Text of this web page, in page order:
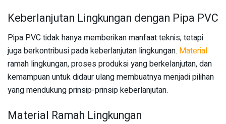
Keberlanjutan Lingkungan dengan Pipa PVC
Pipa PVC tidak hanya memberikan manfaat teknis, tetapi
juga berkontribusi pada keberlanjutan lingkungan. Material
ramah lingkungan, proses produksi yang berkelanjutan, dan
kemampuan untuk didaur ulang membuatnya menjadi pilihan
yang mendukung prinsip-prinsip keberlanjutan.
Material Ramah Lingkungan